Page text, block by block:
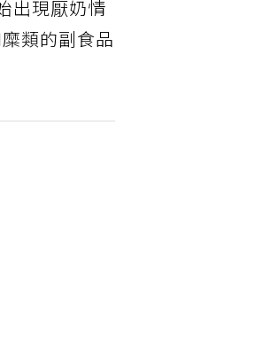
出現厭奶情
類的副食品